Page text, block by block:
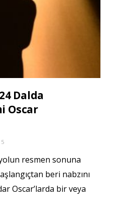
Dalda
Oscar
resmen sonuna
beri nabzını
Oscar’larda bir veya